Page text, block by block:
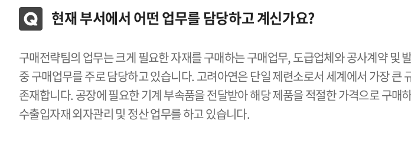
현재 부서에서 어떤 업무를 담당하고 계신가요?
구매전략팀의 업무는 크게 필요한 자재를 구매하는 구매업무, 도급업체와 공사계약
중 구매업무를 주로 담당하고 있습니다. 고려아연은 단일 제련소로서 세계에서 가장
존재합니다. 공장에 필요한 기계 부속품을 전달받아 해당 제품을 적절한 가격으로 구
수출입자재 외자관리 및 정산 업무를 하고 있습니다.